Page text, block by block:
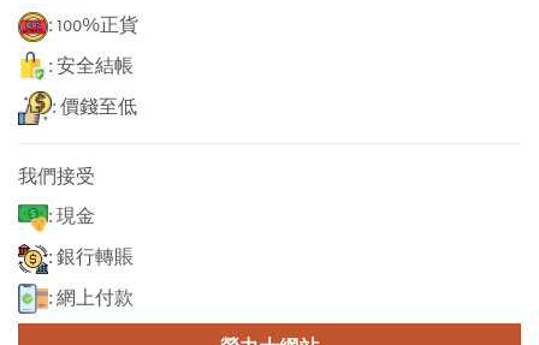
: 100%正貨
: 安全結帳
: 價錢至低
我們接受
: 現金
: 銀行轉賬
: 網上付款